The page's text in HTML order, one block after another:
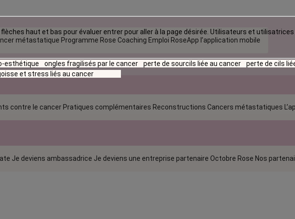
métastatique Programme Rose Coaching Emploi RoseApp l’application mobile
contre le cancer Pratiques complémentaires Reconstructions Cancers métastatiques
Je deviens ambassadrice Je deviens une entreprise partenaire Octobre Rose Nos
haut et bas pour évaluer entrer pour aller à la page désirée. Utilisateurs et
esthétique ongles fragilisés par le cancer perte de sourcils liée au cancer perte de cils
et stress liés au cancer